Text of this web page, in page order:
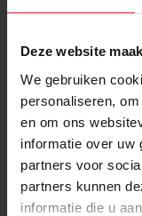
Deze website
We gebruiken
personaliseren,
en om ons
informatie over uw
partners voor
partners kunnen
informatie die u
Omotenashi: